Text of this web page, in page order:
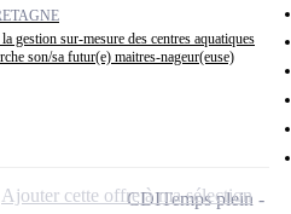
gestion sur-mesure des centres aquatiques
son/sa futur(e) maitres-nageur(euse)
CDITemps plein
Ajouter cette offre à ma sélection